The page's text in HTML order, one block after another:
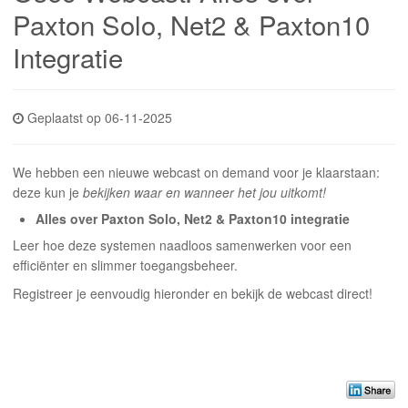
Paxton Solo, Net2 & Paxton10
Integratie
Geplaatst op 06-11-2025
We hebben een nieuwe webcast on demand voor je klaarstaan:
deze kun je bekijken waar en wanneer het jou uitkomt!
Alles over Paxton Solo, Net2 & Paxton10 integratie
Leer hoe deze systemen naadloos samenwerken voor een
efficiënter en slimmer toegangsbeheer.
Registreer je eenvoudig hieronder en bekijk de webcast direct!